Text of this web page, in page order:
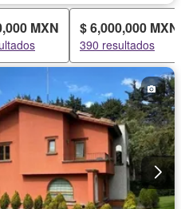
MXN $ 6,000,000 MXN
390 resultados